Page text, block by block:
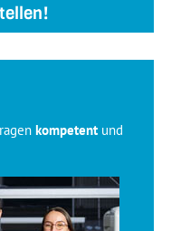
kompetent und